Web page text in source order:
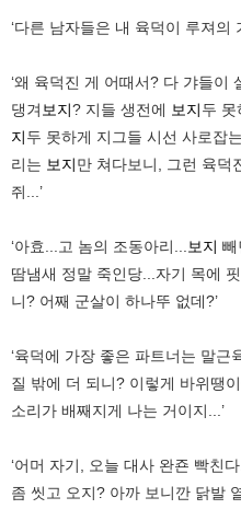
‘다른 남자들은 내 육덕이 루져의
‘왜 육덕진 게 어때서? 다 갸들이
댕겨 보지? 지들 생전에 보지두 못
지두 못하게 지그들 시선 사로잡
리는 보지만 쳐다보니, 그런 육덕
쥐...’
‘아효...고 놈의 조동아리... 보지 빼
땀냄새 정말 죽인당...자기 목에
니? 어째 군살이 하나뚜 없데?’
‘육덕에 가장 좋은 파트너는 말근
질 밖에 더 되니? 이렇게 바위땡
소리가 배째지게 나는 거이지...’
‘어머 자기, 오늘 대사 완죤 빡친
좀 씻고 오지? 아까 보니깐 닭발